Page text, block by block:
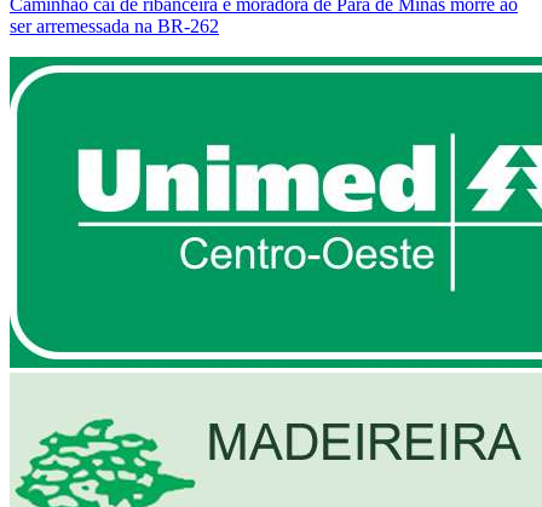
Caminhão cai de ribanceira e moradora de Pará de Minas morre ao
ser arremessada na BR-262